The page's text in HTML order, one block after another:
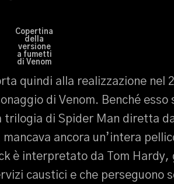
Copertina
della
versione
a fumetti
di Venom
quindi alla realizzazione nel
di Venom. Benché esso
di Spider Man diretta
ancora un’intera
è interpretato da Tom Hardy,
caustici e che perseguono